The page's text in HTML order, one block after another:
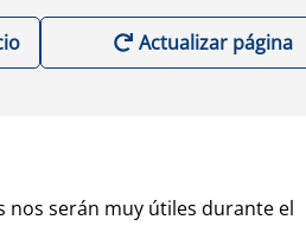
Actualizar página
nos serán muy útiles durante el